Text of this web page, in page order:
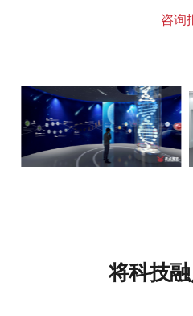
咨询
将科技